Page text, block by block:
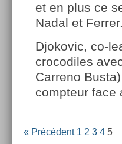
et en plus ce
Nadal et Ferrer.
Djokovic, co-
crocodiles
Carreno
compteur face
« Précédent 1 2 3 4 5